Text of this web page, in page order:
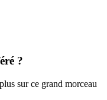
?
sur ce grand morceau